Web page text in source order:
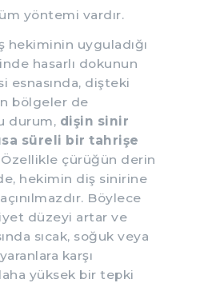
yöntemi vardır.
hekiminin uyguladığı
hasarlı dokunun
esnasında, dişteki
bölgeler de
durum, dişin sinir
süreli bir tahrişe
Özellikle çürüğün derin
hekimin diş sinirine
Böylece
düzeyi artar ve
sıcak, soğuk veya
karşı
yüksek bir tepki